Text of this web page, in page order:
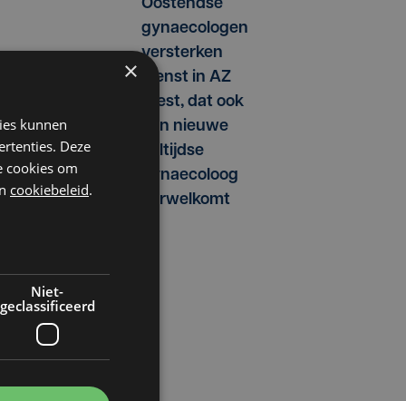
Oostendse
gynaecologen
versterken
dienst in AZ
West, dat ook
een nieuwe
voltijdse
gynaecoloog
verwelkomt
×
kunnen
Deze
cookies om
cookiebeleid.
Niet-
geclassificeerd